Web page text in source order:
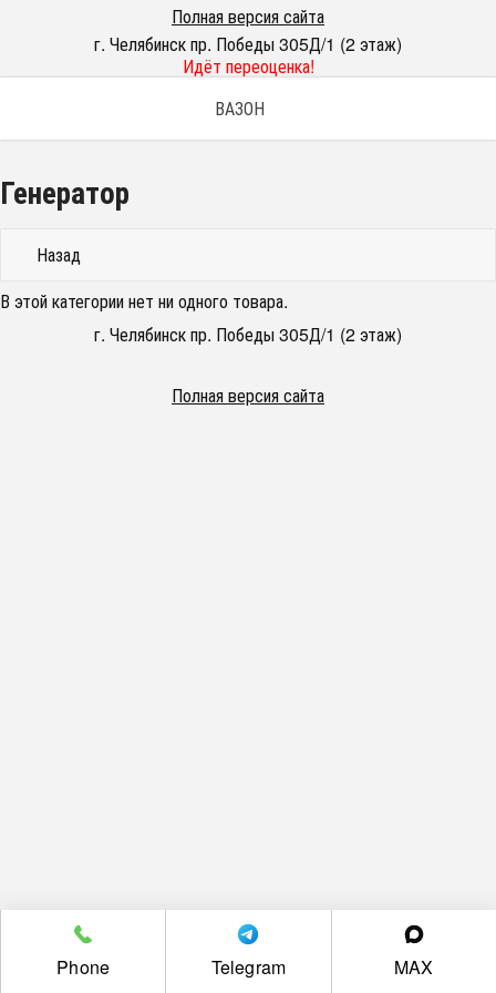
Полная версия сайта
г. Челябинск пр. Победы 305Д/1 (2 этаж)
Идёт переоценка!
ВАЗОН
Генератор
Назад
В этой категории нет ни одного товара.
г. Челябинск пр. Победы 305Д/1 (2 этаж)
Полная версия сайта
Phone Telegram MAX